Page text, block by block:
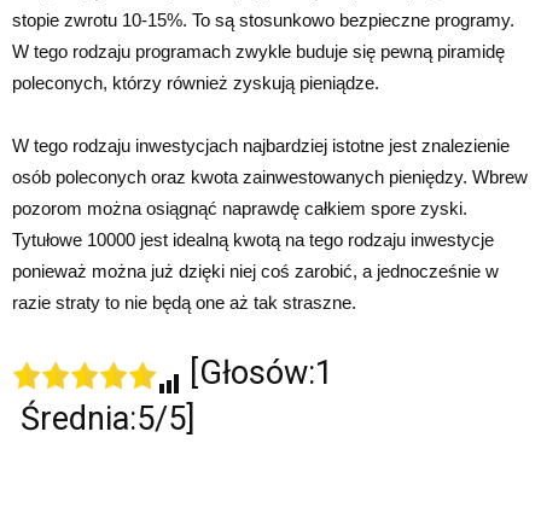
stopie zwrotu 10-15%. To są stosunkowo bezpieczne programy.
W tego rodzaju programach zwykle buduje się pewną piramidę
poleconych, którzy również zyskują pieniądze.
W tego rodzaju inwestycjach najbardziej istotne jest znalezienie
osób poleconych oraz kwota zainwestowanych pieniędzy. Wbrew
pozorom można osiągnąć naprawdę całkiem spore zyski.
Tytułowe 10000 jest idealną kwotą na tego rodzaju inwestycje
ponieważ można już dzięki niej coś zarobić, a jednocześnie w
razie straty to nie będą one aż tak straszne.
[Głosów:1
Średnia:5/5]